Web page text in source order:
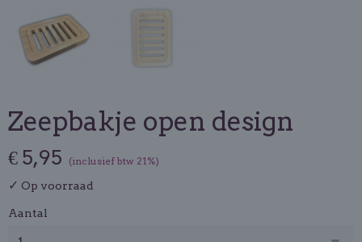
Zeepbakje open design
€ 5,95 (inclusief btw 21%)
✓ Op voorraad
Aantal